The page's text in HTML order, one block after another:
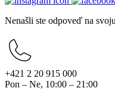
Nenašli ste odpoveď na
+421 2 20 915 000
Pon – Ne, 10:00 – 21:00